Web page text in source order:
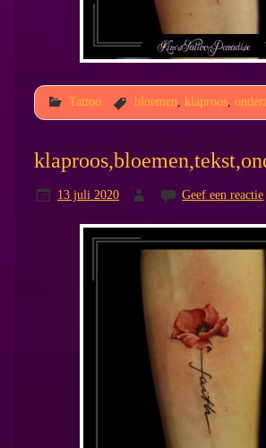
Tattoo bloemen klaproos,
13 juli 2020 Geef een reactie